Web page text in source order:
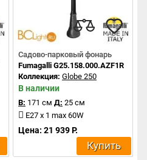
Садово-парковый фонарь
Fumagalli G25.158.000.AZF1R
Коллекция: Globe 250
В наличии
В: 171 см Д: 25 см
E27 x 1 max 60W
Цена: 21 939 Р.
Купить